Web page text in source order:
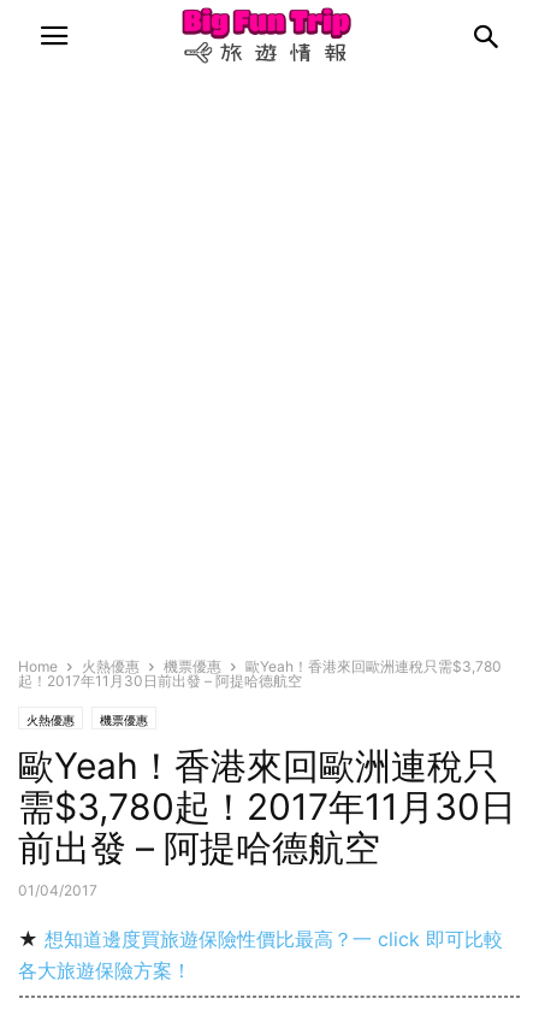
Home 火熱優惠 機票優惠
歐Yeah！香港來回歐洲連稅只需$3,780
起！2017年11月30日前出發 – 阿提哈德航空
火熱優惠 機票優惠
歐Yeah！香港來回歐洲連稅只
需$3,780起！2017年11月30日
前出發 – 阿提哈德航空
01/04/2017
★ 想知道邊度買旅遊保險性價比最高？一 click 即可比較
各大旅遊保險方案！